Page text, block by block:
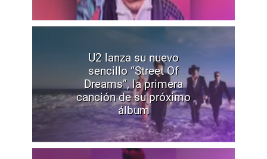
U2 lanza su nuevo
sencillo “Street Of
Dreams”, la primera
canción de su próximo
álbum